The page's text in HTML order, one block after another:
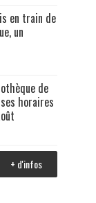
en train de
un
de
horaires
+ d'infos